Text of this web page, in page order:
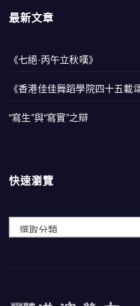
最新文章
《七絕·丙午立秋嘆》
《香港佳佳舞蹈學院四十五載
“寫生”與“寫實”之辯
快速瀏覽